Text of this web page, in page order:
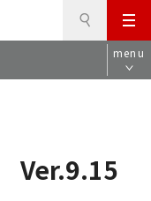
メ
ニ
ュ
menu
Ver.9.15